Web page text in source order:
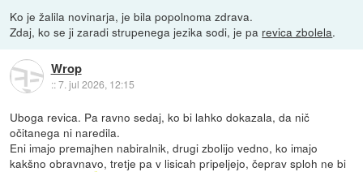
Ko je žalila novinarja, je bila popolnoma zdrava.
Zdaj, ko se ji zaradi strupenega jezika sodi, je pa revica zbolela.
Wrop
::7. jul 2026, 12:15
Uboga revica. Pa ravno sedaj, ko bi lahko dokazala, da nič
očitanega ni naredila.
Eni imajo premajhen nabiralnik, drugi zbolijo vedno, ko imajo
kakšno obravnavo, tretje pa v lisicah pripeljejo, čeprav sploh ne bi